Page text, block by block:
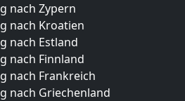
nach Zypern
nach Kroatien
nach Estland
nach Finnland
nach Frankreich
nach Griechenland